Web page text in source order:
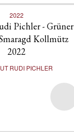
2022
Pichler - Grüner
Kollmütz
2022
RUDI PICHLER